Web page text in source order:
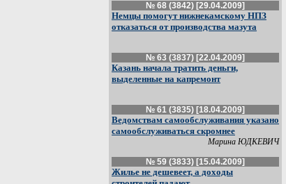
№ 68 (3842) [29.04.2009]
Немцы помогут нижнекамскому НПЗ
отказаться от производства мазута
№ 63 (3837) [22.04.2009]
Казань начала тратить деньги,
выделенные на капремонт
№ 61 (3835) [18.04.2009]
Ведомствам самообслуживания указано
самообслуживаться скромнее
Марина ЮДКЕВИЧ
№ 59 (3833) [15.04.2009]
Жилье не дешевеет, а доходы